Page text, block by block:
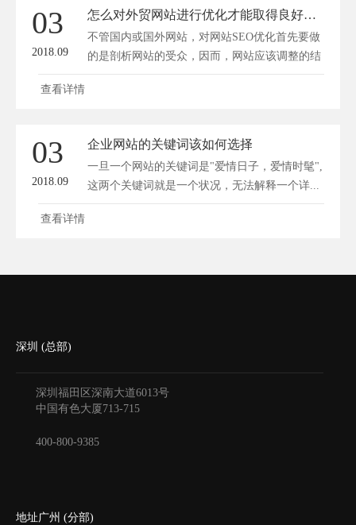
03
2018.09
怎么对外贸网站进行优化才能取得良好的SEO效果
不管国内或国外网站，对网站SEO优化首先要做
的是剖析网站的受众，因而，网站应该调整的结
构...
查看详情
03
2018.09
企业网站的关键词该如何选择
一旦一个网站的关键词是"爱情日子，爱情时髦",
这两个关键词就是一个状况，无法解释一个详...
查看详情
深圳 (总部)
深圳福田区深南大道6013号
中国有色大厦713-715
400-800-9385
地址广州 (分部)